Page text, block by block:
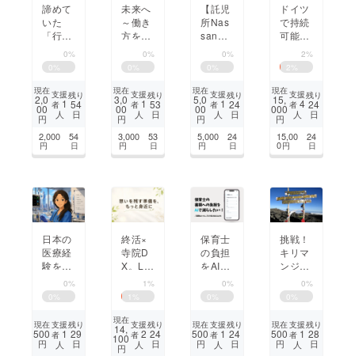
CAMPFIREふるさと納税
machi-yaコミュニティ
諦めて
いた
「行き
たい」
を、も
う一
度。理
学療法
士・看
よる外
出支援
0%
0
現在
2,0
00
円
支援
者1
人
残り
54
日
2,000
円
54
日
未来へ
～働き
方を変
え、家
族を支
え続け
る挑戦
～
0%
0
現在
3,0
00
円
支援
者1
人
残り
53
日
3,000
円
53
日
【託児
所Nas
san】
滋賀の
夜間子
ども預
かり拠
点を守
りた
0%
0
現在
5,0
00
円
支援
者1
人
残り
24
日
5,000
円
24
日
ドイツ
で持続
可能な
観光を
学び、
日本の
地域の
未来へ
還元し
2%
2
現在
15,
000
円
支援
者4
人
残り
24
日
15,00
0円
24
日
日本の
医療経
験を活
かし海
外で看
護の未
来を見
つけた
い
0%
0
現在
500
円
支援
者1
人
残り
29
日
終活×
寺院D
X。LIN
Eでエ
ンディ
ング
ノート
や法要
予約を
1%
1
現在
14,
100
円
支援
者2
人
残り
24
日
保育士
の負担
をAIで
減らし
たい！
0%
0
現在
500
円
支援
者1
人
残り
24
日
挑戦！
キリマ
ンジャ
ロ登頂
と20歳
への1
歩
0%
0
現在
500
円
支援
者1
人
残り
28
日